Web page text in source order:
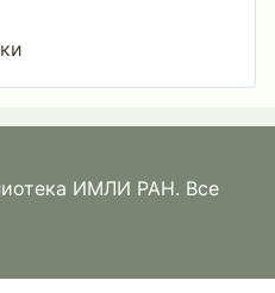
ИМЛИ РАН. Все